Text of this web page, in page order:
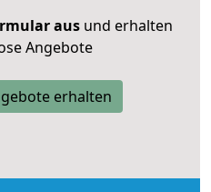
ausund erhalten
Angebote
erhalten